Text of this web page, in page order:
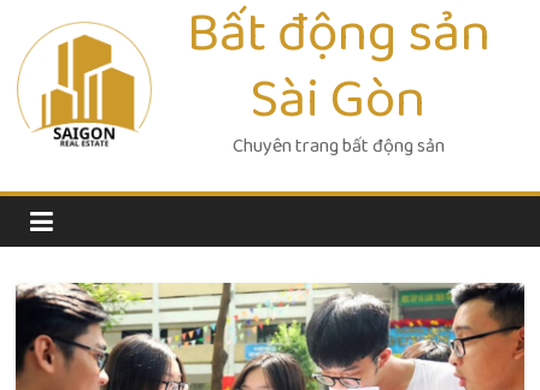
content
Bất động sản
Sài Gòn
Chuyên trang bất động sản